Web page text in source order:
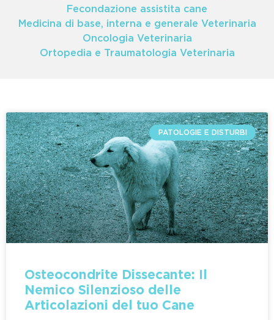
Fecondazione assistita cane
Medicina di base, interna e generale Veterinaria
Oncologia Veterinaria
Ortopedia e Traumatologia Veterinaria
PATOLOGIE E DISTURBI
Osteocondrite Dissecante: Il
Nemico Silenzioso delle
Articolazioni del tuo Cane